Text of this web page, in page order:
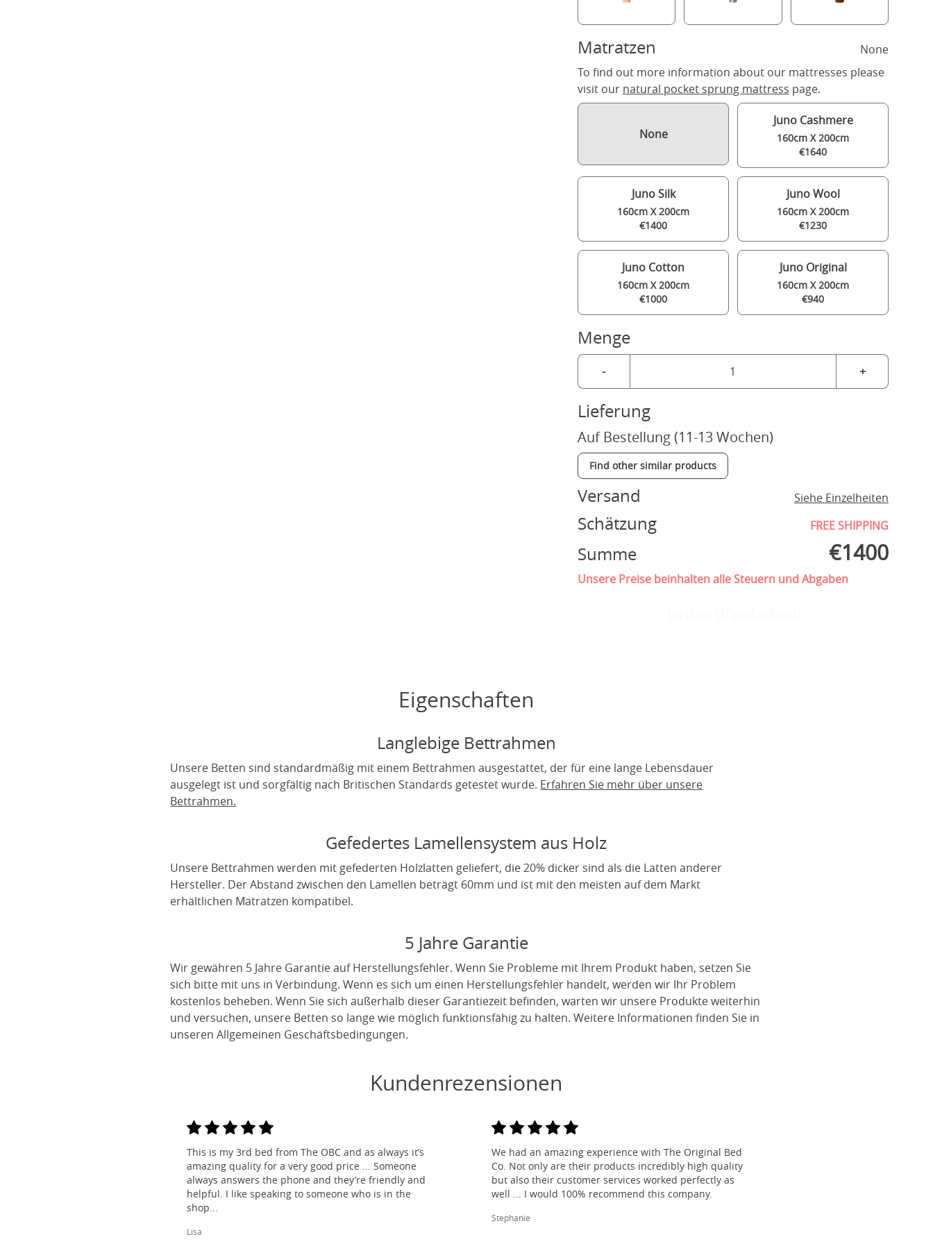
Matratzen
None
To find out more information about our mattresses please
visit our natural pocket sprung mattress page.
None
Juno Cashmere
160cm X 200cm
€1640
Juno Silk
160cm X 200cm
€1400
Juno Wool
160cm X 200cm
€1230
Juno Cotton
160cm X 200cm
€1000
Juno Original
160cm X 200cm
€940
Menge
- +
Lieferung
Auf Bestellung (11-13 Wochen)
Find other similar products
Versand Siehe Einzelheiten
Schätzung FREE SHIPPING
Summe €1400
Unsere Preise beinhalten alle Steuern und Abgaben
Eigenschaften
Langlebige Bettrahmen
Unsere Betten sind standardmäßig mit einem Bettrahmen ausgestattet, der für eine lange Lebensdauer
ausgelegt ist und sorgfältig nach Britischen Standards getestet wurde. Erfahren Sie mehr über unsere
Bettrahmen.
Gefedertes Lamellensystem aus Holz
Unsere Bettrahmen werden mit gefederten Holzlatten geliefert, die 20% dicker sind als die Latten anderer
Hersteller. Der Abstand zwischen den Lamellen beträgt 60mm und ist mit den meisten auf dem Markt
erhältlichen Matratzen kompatibel.
5 Jahre Garantie
Wir gewähren 5 Jahre Garantie auf Herstellungsfehler. Wenn Sie Probleme mit Ihrem Produkt haben, setzen Sie
sich bitte mit uns in Verbindung. Wenn es sich um einen Herstellungsfehler handelt, werden wir Ihr Problem
kostenlos beheben. Wenn Sie sich außerhalb dieser Garantiezeit befinden, warten wir unsere Produkte weiterhin
und versuchen, unsere Betten so lange wie möglich funktionsfähig zu halten. Weitere Informationen finden Sie in
unseren Allgemeinen Geschäftsbedingungen.
Kundenrezensionen
This is my 3rd bed from The OBC and as always it’s
amazing quality for a very good price ... Someone
always answers the phone and they’re friendly and
helpful. I like speaking to someone who is in the
shop...
Lisa
We had an amazing experience with The Original Bed
Co. Not only are their products incredibly high quality
but also their customer services worked perfectly as
well ... I would 100% recommend this company.
Stephanie